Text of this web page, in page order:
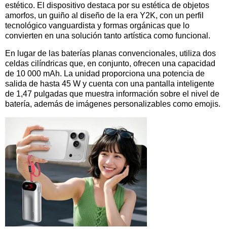
estético. El dispositivo destaca por su estética de objetos
amorfos, un guiño al diseño de la era Y2K, con un perfil
tecnológico vanguardista y formas orgánicas que lo
convierten en una solución tanto artística como funcional.
En lugar de las baterías planas convencionales, utiliza dos
celdas cilíndricas que, en conjunto, ofrecen una capacidad
de 10 000 mAh. La unidad proporciona una potencia de
salida de hasta 45 W y cuenta con una pantalla inteligente
de 1,47 pulgadas que muestra información sobre el nivel de
batería, además de imágenes personalizables como emojis.